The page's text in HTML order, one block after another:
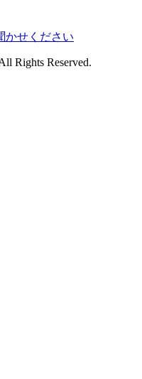
かせください
Rights Reserved.